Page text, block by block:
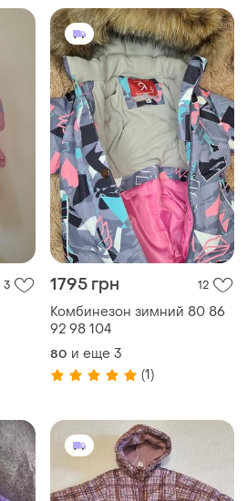
3 1795 грн 12
Комбинезон зимний 80 86
92 98 104
80 и еще 3
(1)